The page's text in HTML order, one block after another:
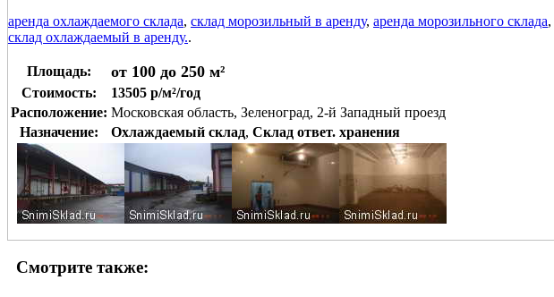
аренда охлаждаемого склада, склад морозильный в аренду, аренда морозильного склада,
склад охлаждаемый в аренду..
Площадь: от 100 до 250 м²
Стоимость:
13505 р/м²/год
Расположение: Московская область, Зеленоград, 2-й Западный проезд
Назначение:
Охлаждаемый склад, Склад ответ. хранения
Смотрите также: